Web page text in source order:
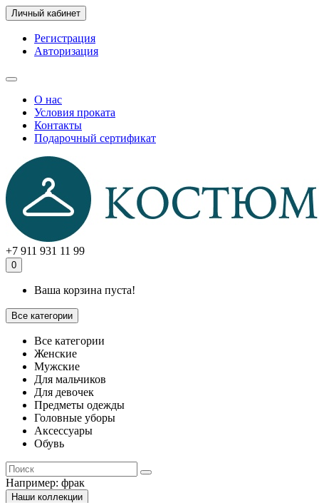
Личный кабинет
Регистрация
Авторизация
О нас
Условия проката
Контакты
Подарочный сертификат
+7 911 931 11 99
0
Ваша корзина пуста!
Все категории
Все категории
Женские
Мужские
Для мальчиков
Для девочек
Предметы одежды
Головные уборы
Аксессуары
Обувь
Например: фрак
Наши коллекции